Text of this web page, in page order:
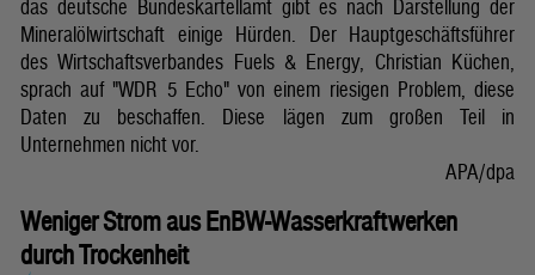
das deutsche Bundeskartellamt gibt es nach Darstellung der
Mineralölwirtschaft einige Hürden. Der Hauptgeschäftsführer
des Wirtschaftsverbandes Fuels & Energy, Christian Küchen,
sprach auf "WDR 5 Echo" von einem riesigen Problem, diese
Daten zu beschaffen. Diese lägen zum großen Teil in
Unternehmen nicht vor.
APA/dpa
Weniger Strom aus EnBW-Wasserkraftwerken
durch Trockenheit